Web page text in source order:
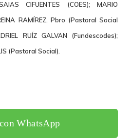
CIFUENTES (COES);MARIO
RAMÍREZ, Pbro (Pastoral Social
RUÍZ GALVAN (Fundescodes);
(Pastoral Social).
WhatsApp